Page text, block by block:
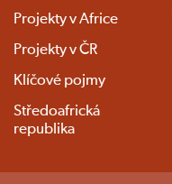
Projekty v Africe
Projekty v ČR
Klíčové pojmy
Středoafrická
republika